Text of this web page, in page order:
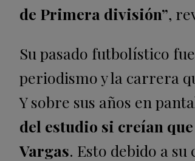
de Primera división”,
Su pasado futbolístico
periodismo y la carrera
Y sobre sus años en
del estudio si creían
Vargas. Esto debido a